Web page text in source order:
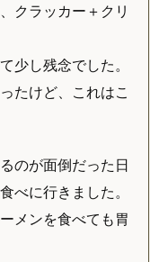
クラッカー＋クリ
少し残念でした。
たけど、これはこ
のが面倒だった日
べに行きました。
メンを食べても胃